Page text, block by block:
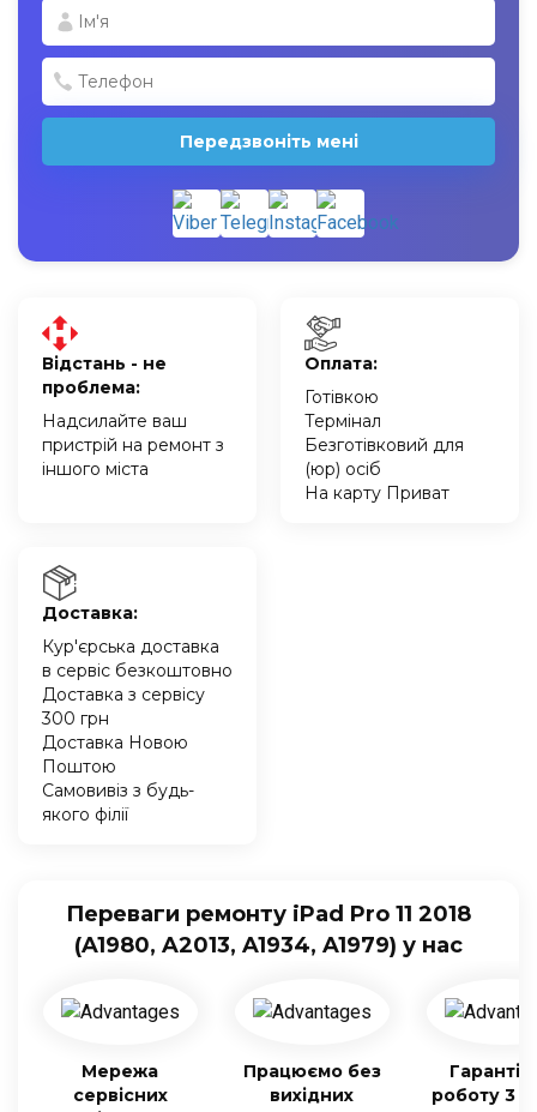
Передзвоніть мені
Відстань - не
проблема:
Надсилайте ваш
пристрій на ремонт з
іншого міста
Оплата:
Готівкою
Термінал
Безготівковий для
(юр) осіб
На карту Приват
Доставка:
Кур'єрська доставка
в сервіс безкоштовно
Доставка з сервісу
300 грн
Доставка Новою
Поштою
Самовивіз з будь-
якого філії
Переваги ремонту iPad Pro 11 2018
(A1980, A2013, A1934, A1979) у нас
Мережа
сервісних
Працюємо без
вихідних
Гарантія
роботу 3